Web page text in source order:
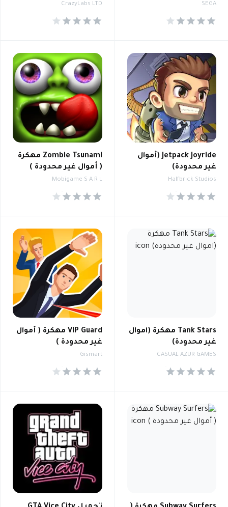
SEGA
CrazyLabs LTD
Jetpack Joyride (أموال
غير محدودة)
Halfbrick Studios
Zombie Tsunami مهكرة
( أموال غير محدودة )
Mobigame S A R L
Tank Stars مهكرة (اموال
غير محدودة)
CASUAL AZUR GAMES
VIP Guard مهكرة ( أموال
غير محدودة )
Gismart